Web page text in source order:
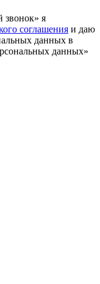
звонок» я
соглашения и даю
данных в
данных»